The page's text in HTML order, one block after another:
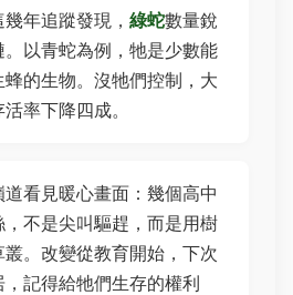
年追蹤發現， 綠蛇數量銳
以青蛇為例，牠是少數能
的生物。沒牠們控制，大
率下降四成。
道看見暖心畫面：幾個高中
不是尖叫驅趕，而是用樹
。改變從教育開始，下次
記得給牠們生存的權利